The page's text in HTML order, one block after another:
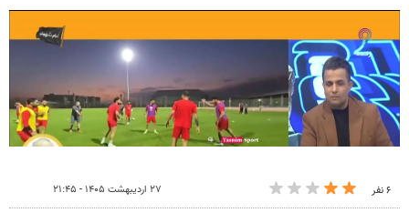
۶ نفر ۲۷ اردیبهشت ۱۴۰۵ - ۲۱:۴۵